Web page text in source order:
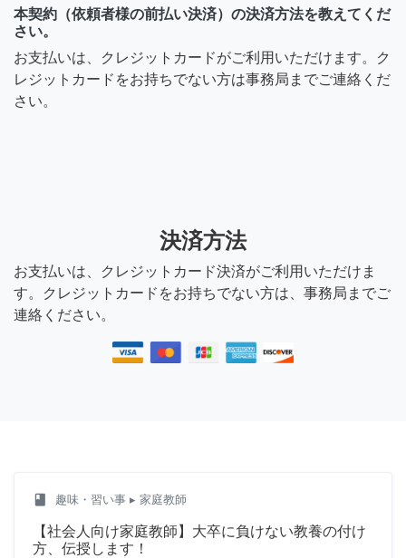
本契約（依頼者様の前払い決済）の決済方法を教えてくだ
さい。
お支払いは、クレジットカードがご利用いただけます。ク
レジットカードをお持ちでない方は事務局までご連絡くだ
さい。
決済方法
お支払いは、クレジットカード決済がご利用いただけま
す。クレジットカードをお持ちでない方は、事務局までご
連絡ください。
class 趣味・習い事 ▸ 家庭教師
【社会人向け家庭教師】大卒に負けない教養の付け
方、伝授します！